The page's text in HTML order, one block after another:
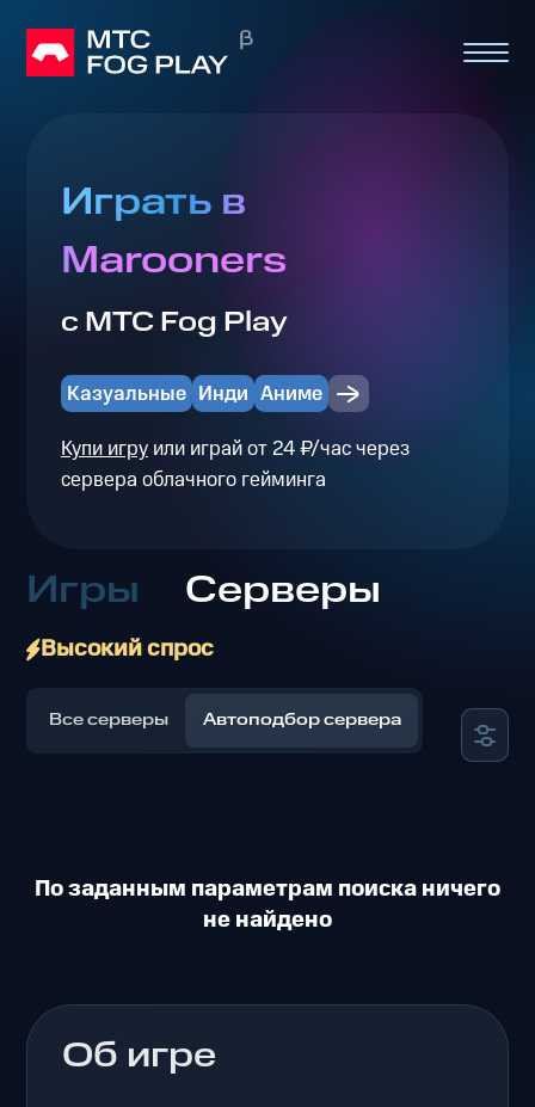
Играть в
Marooners
с МТС Fog Play
Казуальные Инди Аниме
Купи игруили играй от 24 ₽/час через
сервера облачного гейминга
Игры Серверы
Высокий спрос
Все серверы Автоподбор сервера
По заданным параметрам поиска ничего
не найдено
Об игре